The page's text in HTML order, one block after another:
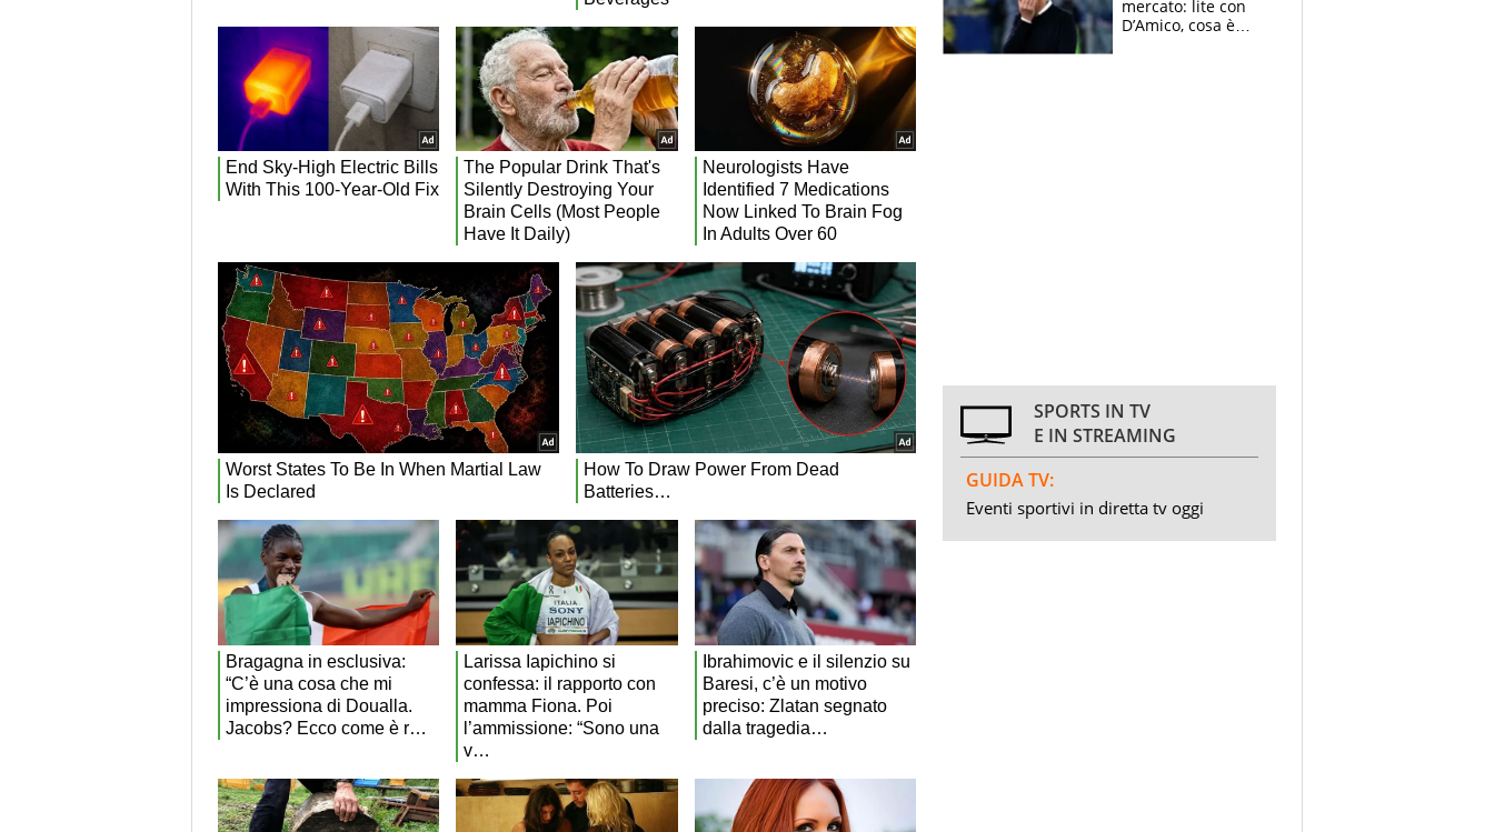
mercato: lite con
D’Amico, cosa è
SPORTS IN TV
E IN STREAMING
GUIDA TV:
Eventi sportivi in diretta tv oggi